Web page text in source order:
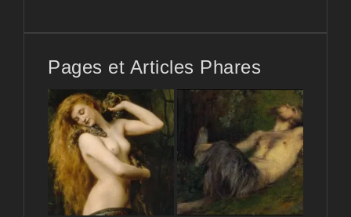
Pages et Articles Phares